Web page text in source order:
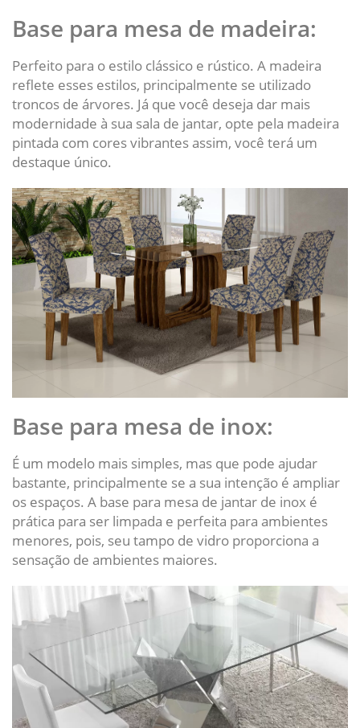
Base para mesa de madeira:
Perfeito para o estilo clássico e rústico. A madeira
reflete esses estilos, principalmente se utilizado
troncos de árvores. Já que você deseja dar mais
modernidade à sua sala de jantar, opte pela madeira
pintada com cores vibrantes assim, você terá um
destaque único.
Base para mesa de inox:
É um modelo mais simples, mas que pode ajudar
bastante, principalmente se a sua intenção é ampliar
os espaços. A base para mesa de jantar de inox é
prática para ser limpada e perfeita para ambientes
menores, pois, seu tampo de vidro proporciona a
sensação de ambientes maiores.